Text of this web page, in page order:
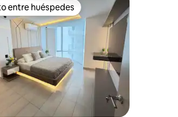
huéspedes preferido
entre huéspedes